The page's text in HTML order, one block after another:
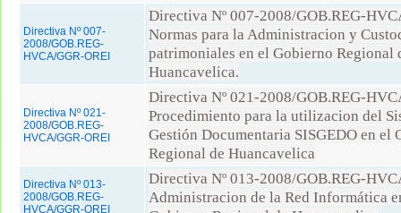
Directiva Nº 007-
2008/GOB.REG-
HVCA/GGR-OREI
Directiva Nº 007-2008/GOB.REG-
Normas para la Administracion y
patrimoniales en el Gobierno Regional
Huancavelica.
Directiva Nº 021-
2008/GOB.REG-
HVCA/GGR-OREI
Directiva Nº 021-2008/GOB.REG-
Procedimiento para la utilizacion del
Gestión Documentaria SISGEDO en el
Regional de Huancavelica
Directiva Nº 013-
2008/GOB.REG-
HVCA/GGR-OREI
Directiva Nº 013-2008/GOB.REG-
Administracion de la Red Informática